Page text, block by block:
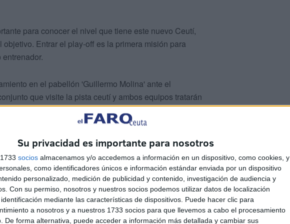
Su privacidad es importante para nosotros
socios almacenamos y/o accedemos a información en un dispositivo, como cookies, y
como identificadores únicos e información estándar enviada por un dispositivo
personalizado, medición de publicidad y contenido, investigación de audiencia y
Con su permiso, nosotros y nuestros socios podemos utilizar datos de localización
mediante las características de dispositivos. Puede hacer clic para
a nosotros y a nuestros 1733 socios para que llevemos a cabo el procesamiento
De forma alternativa, puede acceder a información más detallada y cambiar sus
para conocer el nivel que tiene este nuevo Ceutí,
Entrar el play-off es la primera misión para
en el pabellón 'Guillermo Molina' ante el
que visite la pista ceutí y ambos equipos tratarán
para esta pretemporada. El primero de los
tras diez días de entrenamientos ante el Xerez de
para ser el primer encuentro del nuevo Ceutí, se